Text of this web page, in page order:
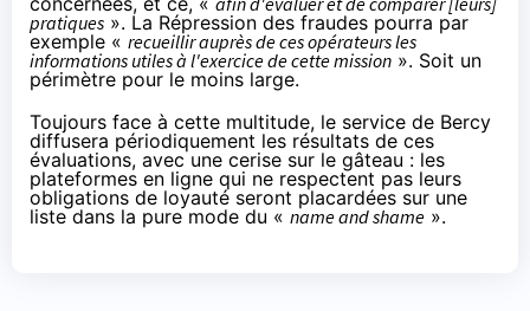
pratiques ». La Répression des fraudes pourra par
exemple « recueillir auprès de ces opérateurs les
informations utiles à l'exercice de cette mission ». Soit un
périmètre pour le moins large.
Toujours face à cette multitude, le service de Bercy
diffusera périodiquement les résultats de ces
évaluations, avec une cerise sur le gâteau : les
plateformes en ligne qui ne respectent pas leurs
obligations de loyauté seront placardées sur une
liste dans la pure mode du « name and shame ».